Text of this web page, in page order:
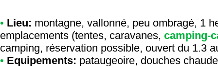
• Lieu: montagne, vallonné, peu ombragé, 1
emplacements (tentes, caravanes, camping-
camping, réservation possible, ouvert du 1.3
• Equipements: pataugeoire, douches